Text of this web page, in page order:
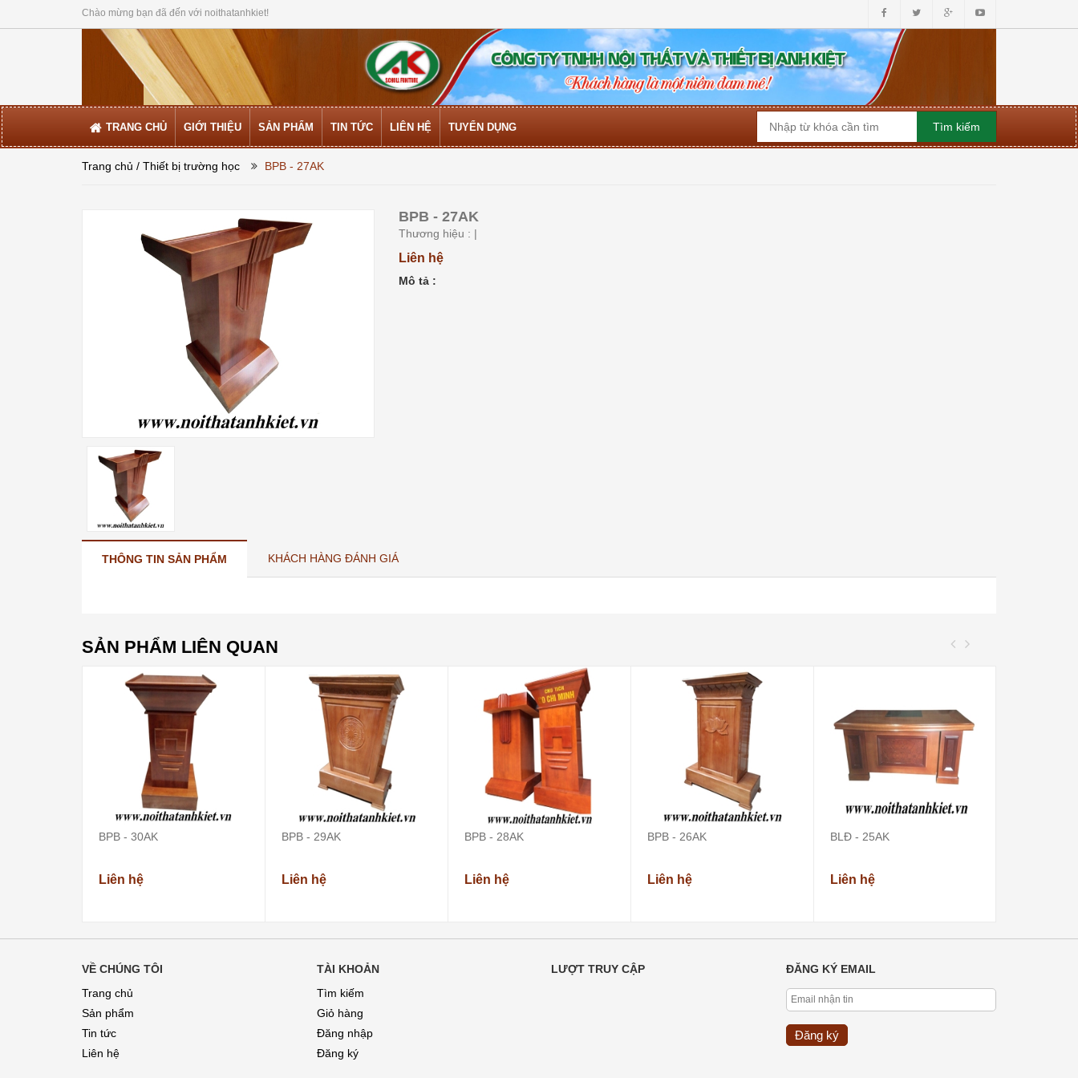
Chào mừng bạn đã đến với noithatanhkiet!
TRANG CHỦ GIỚI THIỆU SẢN PHẨM TIN TỨC LIÊN HỆ TUYỂN DỤNG
Trang chủ / Thiết bị trường học BPB - 27AK
BPB - 27AK
Thương hiệu : |
Liên hệ
Mô tả :
THÔNG TIN SẢN PHẨM KHÁCH HÀNG ĐÁNH GIÁ
SẢN PHẨM LIÊN QUAN
BPB - 30AK
Liên hệ
BPB - 29AK
Liên hệ
BPB - 28AK
Liên hệ
BPB - 26AK
Liên hệ
BLĐ - 25AK
Liên hệ
VỀ CHÚNG TÔI
Trang chủ
Sản phẩm
Tin tức
Liên hệ
TÀI KHOẢN
Tìm kiếm
Giỏ hàng
Đăng nhập
Đăng ký
LƯỢT TRUY CẬP ĐĂNG KÝ EMAIL
Đăng ký